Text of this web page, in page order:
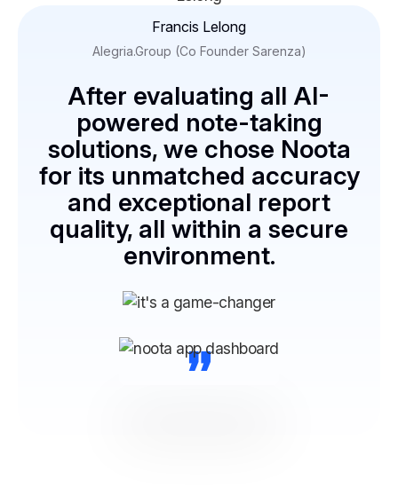
Francis Lelong
Alegria.Group (Co Founder Sarenza)
After evaluating all AI-
powered note-taking
solutions, we chose Noota
for its unmatched accuracy
and exceptional report
quality, all within a secure
environment.
“